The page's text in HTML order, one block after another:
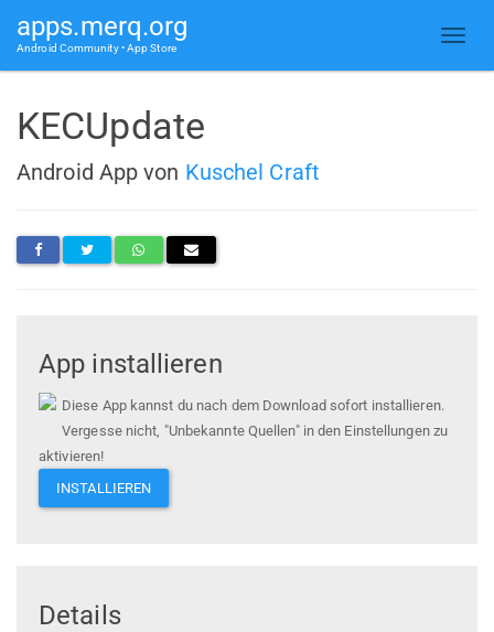
apps.merq.org
Android Community • App Store
KECUpdate
Android App von Kuschel Craft
App installieren
Diese App kannst du nach dem Download sofort installieren.
Vergesse nicht, "Unbekannte Quellen" in den Einstellungen zu
aktivieren!
INSTALLIEREN
Details